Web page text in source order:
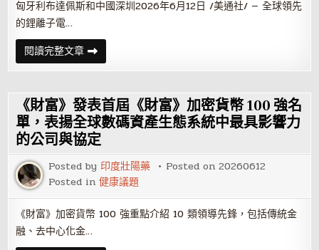
足
界
杯
™
開
匈牙利布達佩斯和中國深圳2026年6月12日 /美通社/ — 全球領先
的鋰離子電…
閱讀完整文章Tulip
Innovation
與
簽
訂
專
利
授
權
協
議
《財富》發表首屆《財富》加密貨幣 100 強名
單，表揚全球數碼資產生態系統中最具影響力
的公司與協定
Posted by 印度壯陽藥 Posted on20260612
Posted in健康議題
《財富》加密貨幣 100 強重點介紹 10 類領導先鋒，包括傳統金
融、去中心化金…